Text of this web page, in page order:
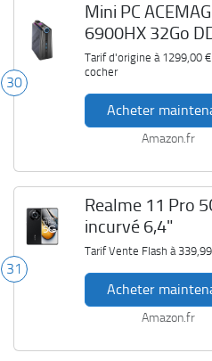
30
Mini PC
6900HX 32Go
Tarif d'origine à 1299,00 €
cocher
Acheter
Amazon.fr
31
Realme 11 Pro
incurvé 6,4"
Tarif Vente Flash à
Acheter
Amazon.fr